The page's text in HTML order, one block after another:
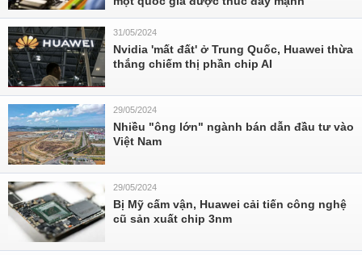
31/05/2024
Nvidia 'mất đất' ở Trung Quốc, Huawei thừa
thắng chiếm thị phần chip AI
29/05/2024
Nhiều "ông lớn" ngành bán dẫn đầu tư vào
Việt Nam
29/05/2024
Bị Mỹ cấm vận, Huawei cải tiến công nghệ
cũ sản xuất chip 3nm